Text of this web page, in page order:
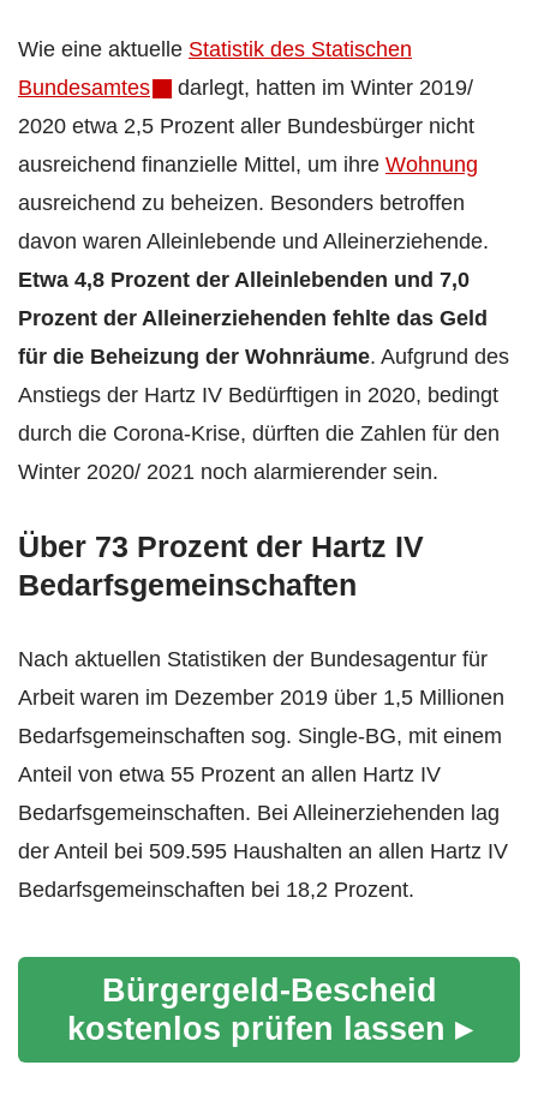
Wie eine aktuelle Statistik des Statischen
Bundesamtes
darlegt, hatten im Winter 2019/
2020 etwa 2,5 Prozent aller Bundesbürger nicht
ausreichend finanzielle Mittel, um ihre Wohnung
ausreichend zu beheizen. Besonders betroffen
davon waren Alleinlebende und Alleinerziehende.
Etwa 4,8 Prozent der Alleinlebenden und 7,0
Prozent der Alleinerziehenden fehlte das Geld
für die Beheizung der Wohnräume. Aufgrund des
Anstiegs der Hartz IV Bedürftigen in 2020, bedingt
durch die Corona-Krise, dürften die Zahlen für den
Winter 2020/ 2021 noch alarmierender sein.
Über 73 Prozent der Hartz IV
Bedarfsgemeinschaften
Nach aktuellen Statistiken der Bundesagentur für
Arbeit waren im Dezember 2019 über 1,5 Millionen
Bedarfsgemeinschaften sog. Single-BG, mit einem
Anteil von etwa 55 Prozent an allen Hartz IV
Bedarfsgemeinschaften. Bei Alleinerziehenden lag
der Anteil bei 509.595 Haushalten an allen Hartz IV
Bedarfsgemeinschaften bei 18,2 Prozent.
Bürgergeld-Bescheid
kostenlos prüfen lassen ▸